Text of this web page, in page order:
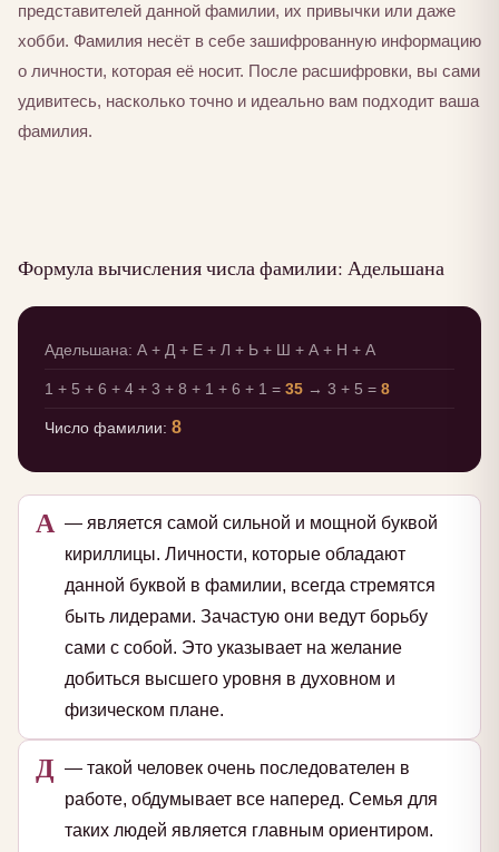
представителей данной фамилии, их привычки или даже
хобби. Фамилия несёт в себе зашифрованную информацию
о личности, которая её носит. После расшифровки, вы сами
удивитесь, насколько точно и идеально вам подходит ваша
фамилия.
Формула вычисления числа фамилии: Адельшана
Адельшана: А + Д + Е + Л + Ь + Ш + А + Н + А
1 + 5 + 6 + 4 + 3 + 8 + 1 + 6 + 1 = 35 → 3 + 5 = 8
Число фамилии: 8
А — является самой сильной и мощной буквой
кириллицы. Личности, которые обладают
данной буквой в фамилии, всегда стремятся
быть лидерами. Зачастую они ведут борьбу
сами с собой. Это указывает на желание
добиться высшего уровня в духовном и
физическом плане.
Д — такой человек очень последователен в
работе, обдумывает все наперед. Семья для
таких людей является главным ориентиром.